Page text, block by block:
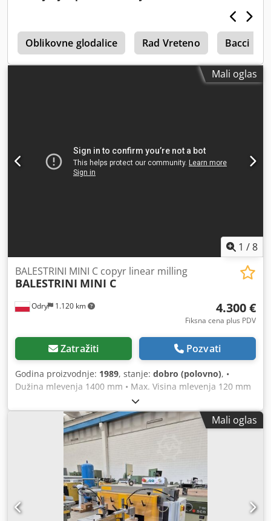
Oblikovne glodalice Rad Vreteno Bacci
Mali oglas
1 /8
Odry 1.120 km
BALESTRINI MINI C copyr linear milling
BALESTRINI MINI C
4.300 €
Fiksna cena plus PDV
Zatražiti Pozvati
Godina proizvodnje: 1989, stanje: dobro (polovno), •
Dužina mlevenja 1400 mm • Max. Visina mlevenja 120 mm
• Max. Širina 450 mm • Vreteno od 30 mm • Max vreteno
prečnika 160 mm • Vreteno revolucije 8400 / min •
Dimenzije 4100 x 2000 x 1600 mm • Težina bez kabine 1600
kg • 2x 5.5 kw motori • Feed 1-15 m / min Dodpfegqr Shox
Mali oglas